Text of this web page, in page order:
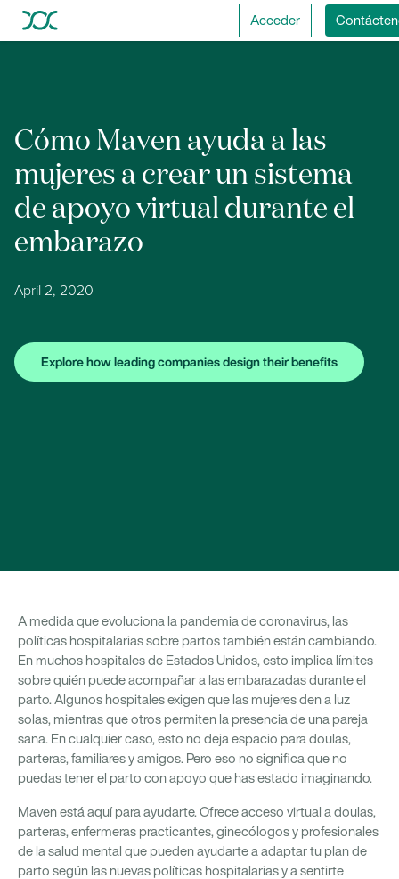
Acceder
Cómo Maven ayuda a las
mujeres a crear un sistema
de apoyo virtual durante el
embarazo
April 2, 2020
Explore how leading companies design their benefits
A medida que evoluciona la pandemia de coronavirus, las
políticas hospitalarias sobre partos también están cambiando.
En muchos hospitales de Estados Unidos, esto implica límites
sobre quién puede acompañar a las embarazadas durante el
parto. Algunos hospitales exigen que las mujeres den a luz
solas, mientras que otros permiten la presencia de una pareja
sana. En cualquier caso, esto no deja espacio para doulas,
parteras, familiares y amigos. Pero eso no significa que no
puedas tener el parto con apoyo que has estado imaginando.
Maven está aquí para ayudarte. Ofrece acceso virtual a doulas,
parteras, enfermeras practicantes, ginecólogos y profesionales
de la salud mental que pueden ayudarte a adaptar tu plan de
parto según las nuevas políticas hospitalarias y a sentirte